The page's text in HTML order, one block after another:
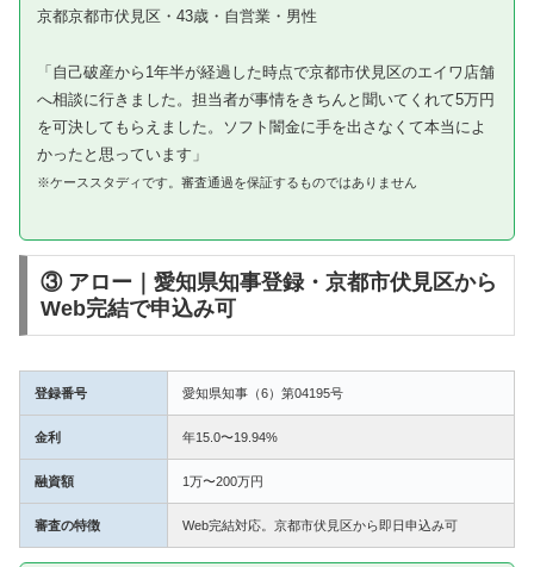
京都京都市伏見区・43歳・自営業・男性
「自己破産から1年半が経過した時点で京都市伏見区のエイワ店舗
へ相談に行きました。担当者が事情をきちんと聞いてくれて5万円
を可決してもらえました。ソフト闇金に手を出さなくて本当によ
かったと思っています」
※ケーススタディです。審査通過を保証するものではありません
③ アロー｜愛知県知事登録・京都市伏見区から
Web完結で申込み可
登録番号 愛知県知事（6）第04195号
金利 年15.0〜19.94%
融資額 1万〜200万円
審査の特徴 Web完結対応。京都市伏見区から即日申込み可